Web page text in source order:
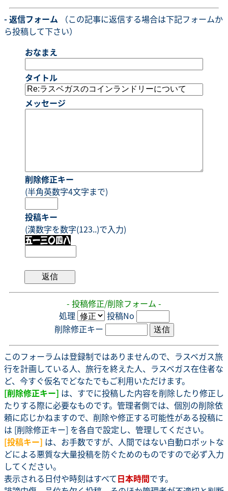
- 返信フォーム （この記事に返信する場合は下記フォームか
ら投稿して下さい）
おなまえ
タイトル
メッセージ
削除修正キー
(半角英数字4文字まで)
投稿キー
(漢数字を数字(123..)で入力)
- 投稿修正/削除フォーム -
処理
投稿No
削除修正キー
このフォーラムは登録制ではありませんので、ラスベガス旅
行を計画している人、旅行を終えた人、ラスベガス在住者な
ど、今すぐ仮名でどなたでもご利用いただけます。
[削除修正キー] は、すでに投稿した内容を削除したり修正し
たりする際に必要なものです。管理者側では、個別の削除依
頼に応じかねますので、削除や修正する可能性がある投稿に
は [削除修正キー] を各自で設定し、管理してください。
[投稿キー] は、お手数ですが、人間ではない自動ロボットな
どによる悪質な大量投稿を防ぐためのものですので必ず入力
してください。
表示される日付や時刻はすべて日本時間です。